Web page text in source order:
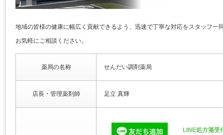
地域の皆様の健康に幅広く貢献できるよう、迅速で丁寧な対応をスタッフ一
お気軽にご相談ください。
薬局の名称 せんだい調剤薬局
店長・管理薬剤師 足立 真輝
LINE処方箋受